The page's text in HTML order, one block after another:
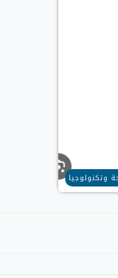
وتكنولوجيا